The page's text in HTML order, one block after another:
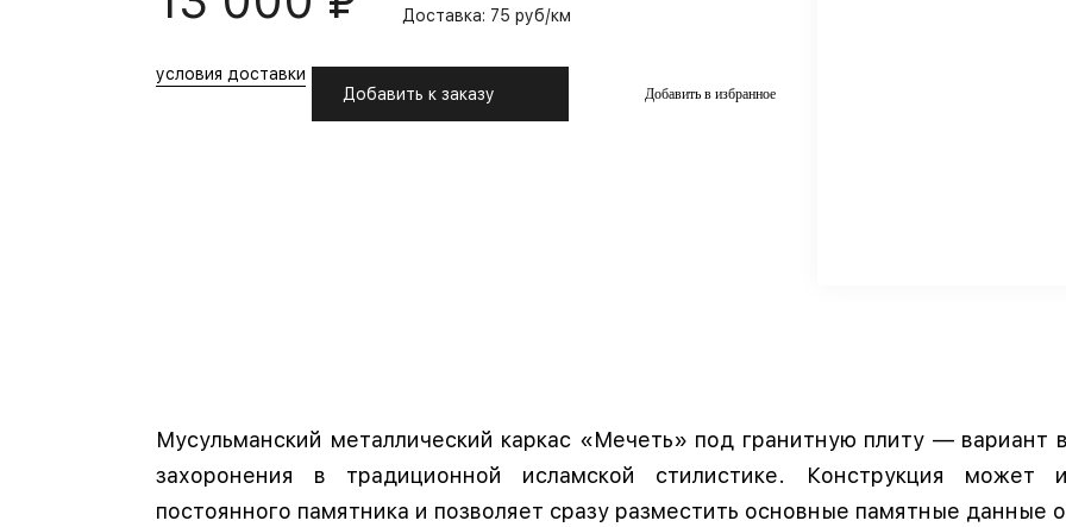
Доставка: 75 руб/км
условия доставки
Добавить к заказу
Добавить в избранное
Мусульманский металлический каркас «Мечеть» под гранитную плиту —
захоронения в традиционной исламской стилистике. Конструкция может
постоянного памятника и позволяет сразу разместить основные памятные данные